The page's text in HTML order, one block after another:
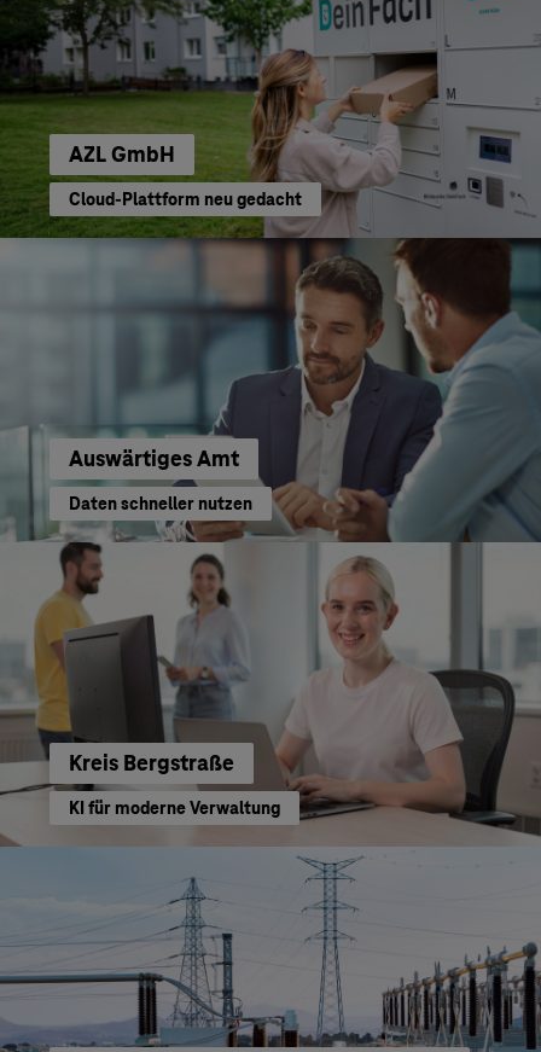
AZL GmbH
Cloud-Plattform neu gedacht
Auswärtiges Amt
Daten schneller nutzen
Kreis Bergstraße
KI für moderne Verwaltung